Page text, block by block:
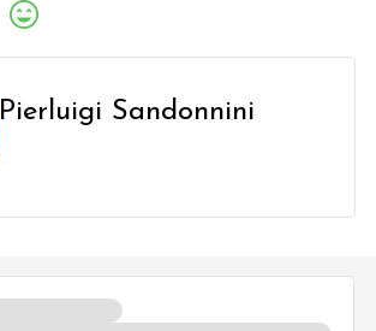
Pierluigi Sandonnini